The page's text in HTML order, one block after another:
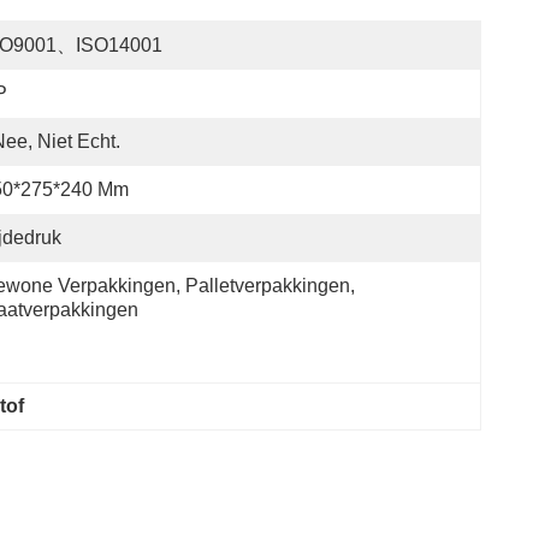
、ISO14001
Niet Echt.
Mm
Verpakkingen, Palletverpakkingen,